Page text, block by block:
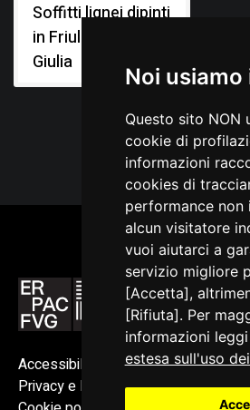
Noi
Questo sito NON
cookie di
informazioni
cookies di
performance non
alcun visitatore
vuoi aiutarci a
servizio migliore
[Accetta],
[Rifiuta]. Per
informazioni leggi
estesa sull'uso
Soffitti lignei dipinti
in Friuli Venezia
Giulia
Accessibilità
Privacy e Note legali